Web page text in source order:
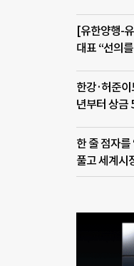
[유한양행-
대표 “선의
한강·허준
년부터 상금
한 줄 점자를
풀고 세계시